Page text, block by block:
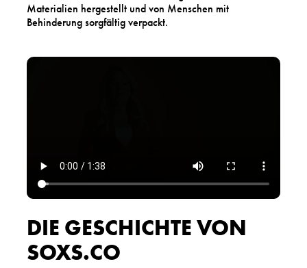
Materialien hergestellt und von Menschen mit
Behinderung sorgfältig verpackt.
DIE GESCHICHTE VON
SOXS.CO